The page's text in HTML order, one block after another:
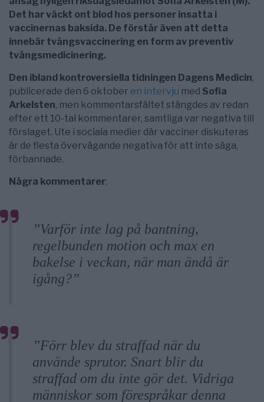
Det har väckt ont blod hos personer insatta i
vaccinernas baksida. De förstår även att detta
innebär tvångsvaccinering en form av preventiv
tvångsmedicinering.
Den ibland kontroversiella tidningen Dagens Medicin,
publicerade den 6 oktober en intervju med Sofia
Arkelsten, men kommentarsfältet stängdes av redan
efter ett 10-tal kommentarer, samtliga var negativa till
förslaget. Ute i sociala medier där vacciner diskuteras
är de flesta övervägande negativa för att inte säga,
förbannade.
Några kommentarer:
”Varför inte lag på bantning,
regelbunden motion och max en
bakelse i veckan, när man ändå är
igång?”
”Förr blev du straffad när du
använde sprutor. Snart blir du
straffad om du inte gör det. Vidriga
människor som förespråkar denna